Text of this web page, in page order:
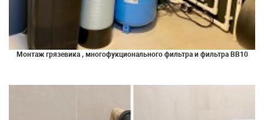
Монтаж грязевика , многофукционального фильтра и фильтра ВВ10